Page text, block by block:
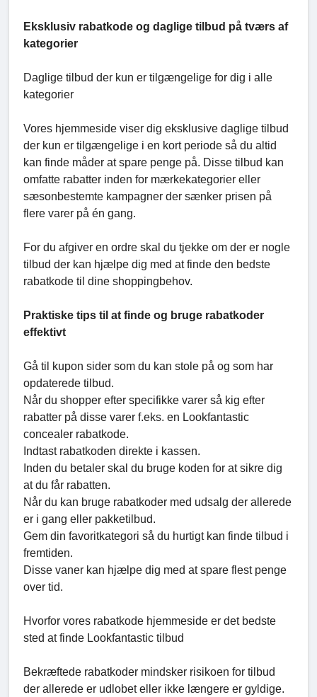
Eksklusiv rabatkode og daglige tilbud på tværs af
kategorier
Daglige tilbud der kun er tilgængelige for dig i alle
kategorier
Vores hjemmeside viser dig eksklusive daglige tilbud
der kun er tilgængelige i en kort periode så du altid
kan finde måder at spare penge på. Disse tilbud kan
omfatte rabatter inden for mærkekategorier eller
sæsonbestemte kampagner der sænker prisen på
flere varer på én gang.
For du afgiver en ordre skal du tjekke om der er nogle
tilbud der kan hjælpe dig med at finde den bedste
rabatkode til dine shoppingbehov.
Praktiske tips til at finde og bruge rabatkoder
effektivt
Gå til kupon sider som du kan stole på og som har
opdaterede tilbud.
Når du shopper efter specifikke varer så kig efter
rabatter på disse varer f.eks. en Lookfantastic
concealer rabatkode.
Indtast rabatkoden direkte i kassen.
Inden du betaler skal du bruge koden for at sikre dig
at du får rabatten.
Når du kan bruge rabatkoder med udsalg der allerede
er i gang eller pakketilbud.
Gem din favoritkategori så du hurtigt kan finde tilbud i
fremtiden.
Disse vaner kan hjælpe dig med at spare flest penge
over tid.
Hvorfor vores rabatkode hjemmeside er det bedste
sted at finde Lookfantastic tilbud
Bekræftede rabatkoder mindsker risikoen for tilbud
der allerede er udlobet eller ikke længere er gyldige.